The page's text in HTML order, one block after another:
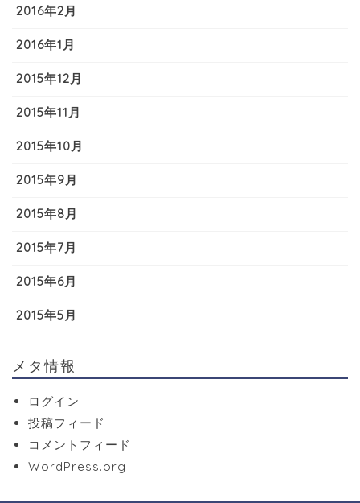
2016年2月
2016年1月
2015年12月
2015年11月
2015年10月
2015年9月
2015年8月
2015年7月
2015年6月
2015年5月
メタ情報
ログイン
投稿フィード
コメントフィード
WordPress.org